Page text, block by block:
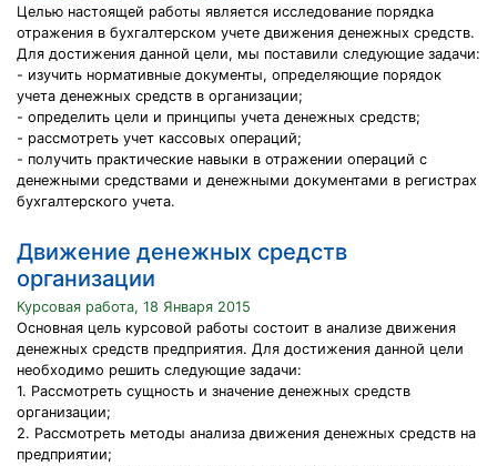
Целью настоящей работы является исследование порядка
отражения в бухгалтерском учете движения денежных средств.
Для достижения данной цели, мы поставили следующие задачи:
- изучить нормативные документы, определяющие порядок
учета денежных средств в организации;
- определить цели и принципы учета денежных средств;
- рассмотреть учет кассовых операций;
- получить практические навыки в отражении операций с
денежными средствами и денежными документами в регистрах
бухгалтерского учета.
Движение денежных средств
организации
Курсовая работа, 18 Января 2015
Основная цель курсовой работы состоит в анализе движения
денежных средств предприятия. Для достижения данной цели
необходимо решить следующие задачи:
1. Рассмотреть сущность и значение денежных средств
организации;
2. Рассмотреть методы анализа движения денежных средств на
предприятии;